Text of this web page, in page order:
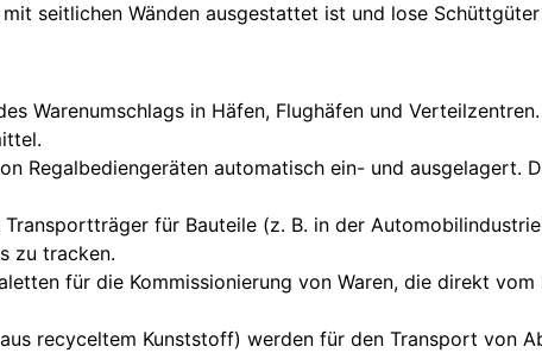
mit seitlichen Wänden ausgestattet ist und lose
Warenumschlags in Häfen, Flughäfen und
Regalbediengeräten automatisch ein- und ausgelagert.
für Bauteile (z. B. in der
zu tracken.
für die Kommissionierung von Waren, die direkt
recyceltem Kunststoff) werden für den Transport von